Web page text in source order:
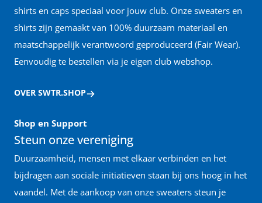
shirts en caps speciaal voor jouw club. Onze sweaters en
shirts zijn gemaakt van 100% duurzaam materiaal en
maatschappelijk verantwoord geproduceerd (Fair Wear).
Eenvoudig te bestellen via je eigen club webshop.
OVER SWTR.SHOP
Shop en Support
Steun onze vereniging
Duurzaamheid, mensen met elkaar verbinden en het
bijdragen aan sociale initiatieven staan bij ons hoog in het
vaandel. Met de aankoop van onze sweaters steun je